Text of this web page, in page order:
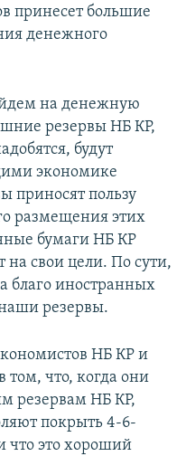
принесет большие
денежного
на денежную
резервы НБ КР,
будут
экономике
приносят пользу
размещения этих
бумаги НБ КР
на свои цели. По сути,
благо иностранных
резервы.
НБ КР и
том, что, когда они
резервам НБ КР,
покрыть 4-6-
что это хороший